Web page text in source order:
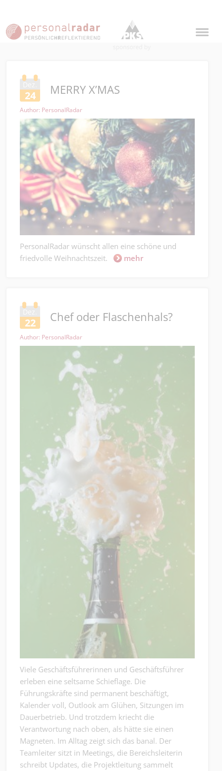
Dez.
24 MERRY X’MAS
Author: PersonalRadar
PersonalRadar wünscht allen eine schöne und
friedvolle Weihnachtszeit.
mehr
Dez.
22 Chef oder Flaschenhals?
Author: PersonalRadar
Viele Geschäftsführerinnen und Geschäftsführer
erleben eine seltsame Schieflage. Die
Führungskräfte sind permanent beschäftigt,
Kalender voll, Outlook am Glühen, Sitzungen im
Dauerbetrieb. Und trotzdem kriecht die
Verantwortung nach oben, als hätte sie einen
Magneten. Im Alltag zeigt sich das banal. Der
Teamleiter sitzt in Meetings, die Bereichsleiterin
schreibt Updates, die Projektleitung sammelt